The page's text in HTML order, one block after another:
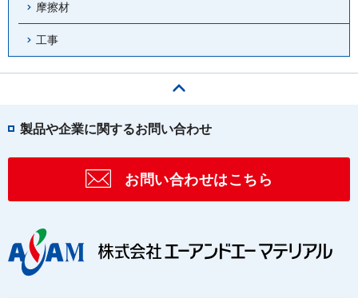
摩擦材
工事
ページの先頭へ
製品や企業に関するお問い合わせ
お問い合わせはこちら